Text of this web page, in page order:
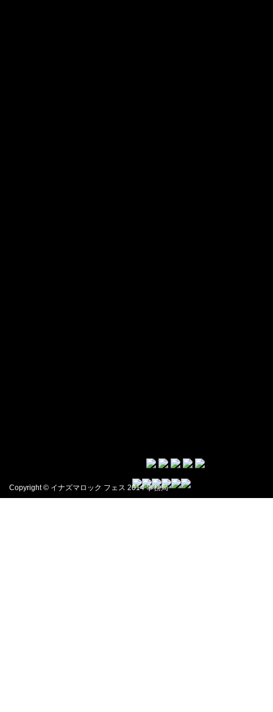
Copyright © イナズマロック フェス 2014 事務局